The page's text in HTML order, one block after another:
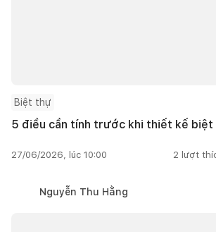
Biệt thự
5 điều cần tính trước khi thiết kế biệt
27/06/2026, lúc 10:00 2 lượt
Nguyễn Thu Hằng